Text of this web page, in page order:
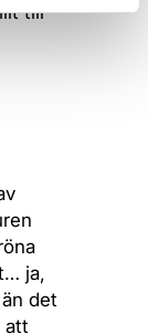
till
ja,
det
att